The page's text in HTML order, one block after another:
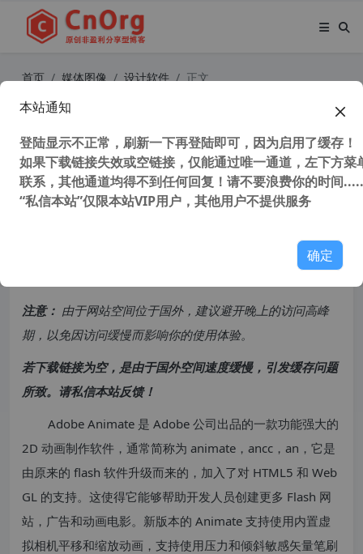
首页 媒体图像 设计软件 正文
Adobe Animate 2024 v24.0.12 （原
Adobe Flash）中文免激活版 2D动画
制作软件
4,559 次浏览次阅读
注意： 由于网站空间位于国外，建议避开晚上的访问高峰
期，以免因访问缓慢而影响你的使用体验。
若下载链接为空，是由于国外空间速度缓慢，引发缓存问题
所致。请私信本站反馈！
Adobe Animate 是 Adobe 公司出品的一款功能强大的
2D 动画制作软件，通常简称为 animate，ancc，an，它是
由原来的 flash 软件升级而来的，加入了对 HTML5 和 Web
GL 的支持。这使得它能够帮助开发人员创建更多 Flash 网
站，广告和动画电影。新版本的 Animate 支持使用内置虚
拟相机平移和缩放动画，支持使用压力和倾斜敏感矢量笔刷
本站通知
登陆显示不正常，刷新一下再登陆即可，因为启用了缓存！
如果下载链接失效或空链接，仅能通过唯一通道，左下方菜
联系，其他通道均得不到任何回复！请不要浪费你的时间
“私信本站”仅限本站VIP用户，其他用户不提供服务
确定